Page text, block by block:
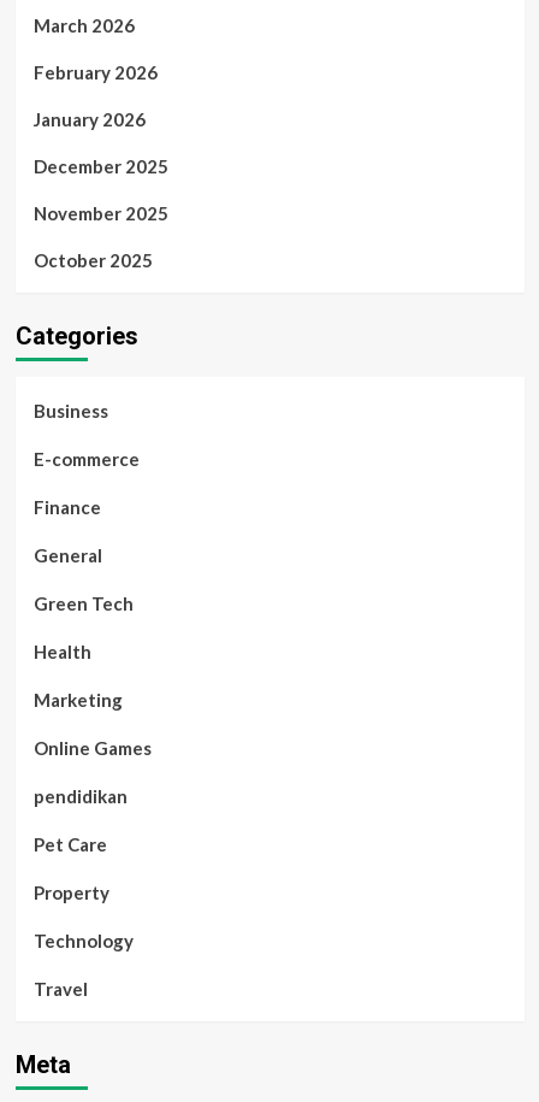
March 2026
February 2026
January 2026
December 2025
November 2025
October 2025
Categories
Business
E-commerce
Finance
General
Green Tech
Health
Marketing
Online Games
pendidikan
Pet Care
Property
Technology
Travel
Meta